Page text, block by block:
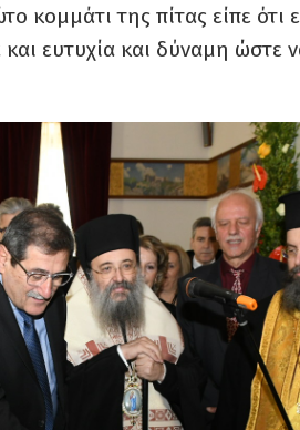
της πίτας είπε ότι
ευτυχία και δύναμη ώστε